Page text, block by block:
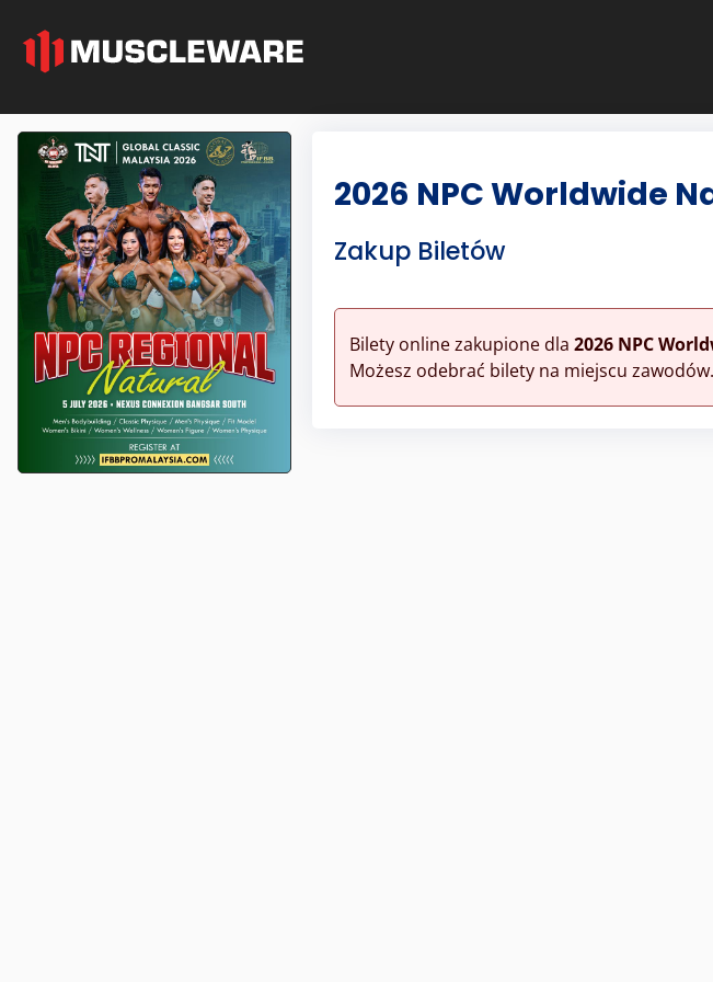
2026 NPC Worldwide
Zakup Biletów
Bilety online zakupione dla 2026 NPC
Możesz odebrać bilety na miejscu zawodów.